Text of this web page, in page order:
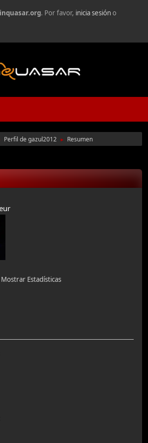
. Por favor, inicia sesióno
Perfil de gazul2012 ► Resumen
Mostrar Estadísticas